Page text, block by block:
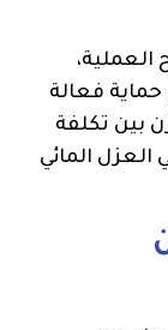
العملية،
فعالة
بين تكلفة
العزل المائي